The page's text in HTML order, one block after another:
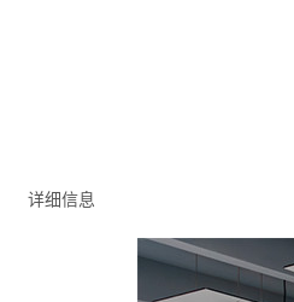
详细信息